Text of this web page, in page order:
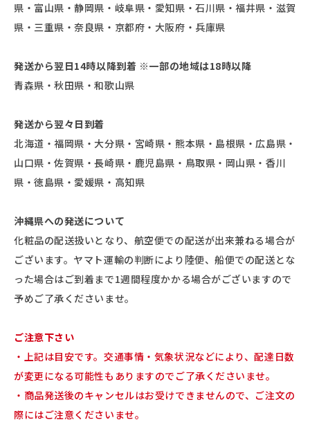
県・富山県・静岡県・岐阜県・愛知県・石川県・福井県・滋賀
県・三重県・奈良県・京都府・大阪府・兵庫県
発送から翌日14時以降到着 ※一部の地域は18時以降
青森県・秋田県・和歌山県
発送から翌々日到着
北海道・福岡県・大分県・宮崎県・熊本県・島根県・広島県・
山口県・佐賀県・長崎県・鹿児島県・鳥取県・岡山県・香川
県・徳島県・愛媛県・高知県
沖縄県への発送について
化粧品の配送扱いとなり、航空便での配送が出来兼ねる場合が
ございます。ヤマト運輸の判断により陸便、船便での配送とな
った場合はご到着まで1週間程度かかる場合がございますので
予めご了承くださいませ。
ご注意下さい
・上記は目安です。交通事情・気象状況などにより、配達日数
が変更になる可能性もありますのでご了承くださいませ。
・商品発送後のキャンセルはお受けできませんので、ご注文の
際にはご注意くださいませ。